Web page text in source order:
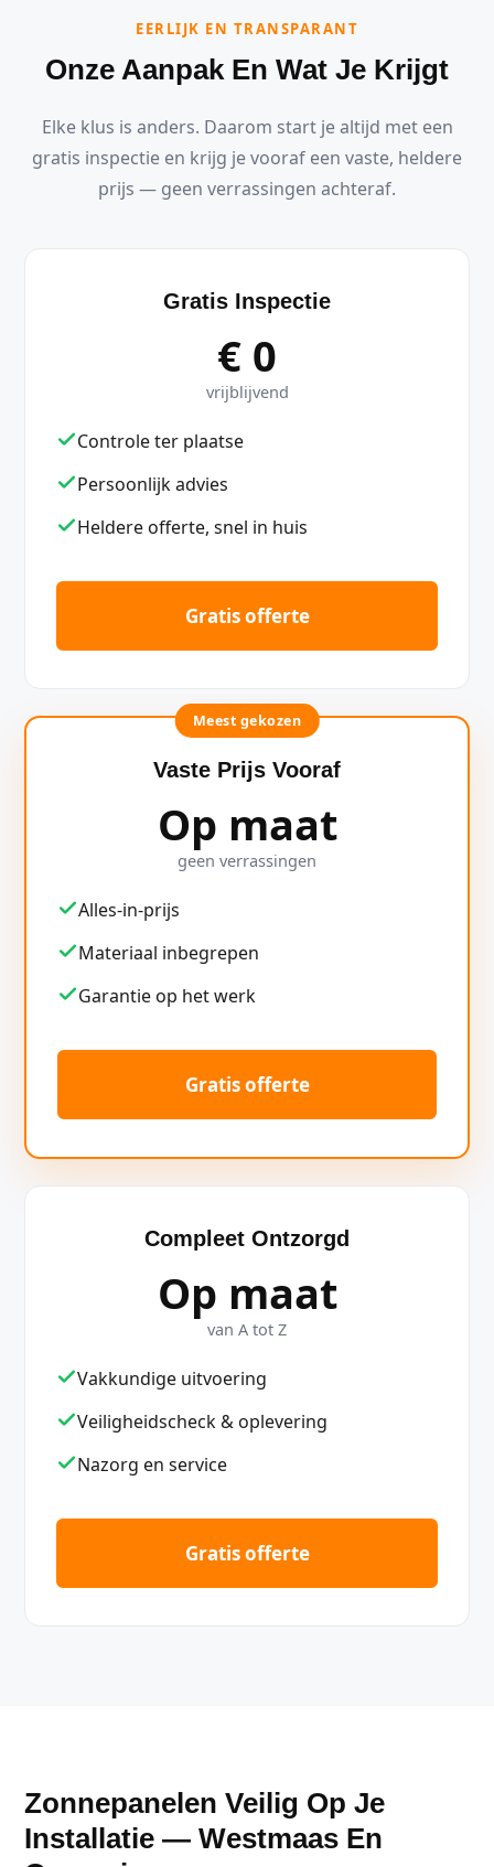
EERLIJK EN TRANSPARANT
Onze Aanpak En Wat Je Krijgt
Elke klus is anders. Daarom start je altijd met een
gratis inspectie en krijg je vooraf een vaste, heldere
prijs — geen verrassingen achteraf.
Gratis Inspectie
€ 0
vrijblijvend
Controle ter plaatse
Persoonlijk advies
Heldere offerte, snel in huis
Gratis offerte
Meest gekozen
Vaste Prijs Vooraf
Op maat
geen verrassingen
Alles-in-prijs
Materiaal inbegrepen
Garantie op het werk
Gratis offerte
Compleet Ontzorgd
Op maat
van A tot Z
Vakkundige uitvoering
Veiligheidscheck & oplevering
Nazorg en service
Gratis offerte
Zonnepanelen Veilig Op Je
Installatie — Westmaas En